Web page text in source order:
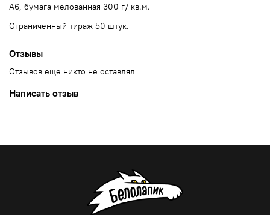
А6, бумага мелованная 300 г/ кв.м.
Ограниченный тираж 50 штук.
Отзывы
Отзывов еще никто не оставлял
Написать отзыв